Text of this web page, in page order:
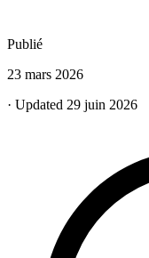
Publié
23 mars 2026
· Updated 29 juin 2026